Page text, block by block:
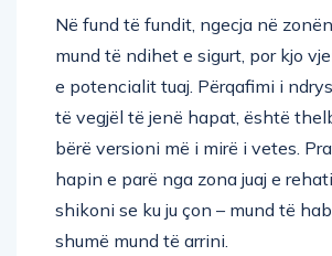
Në fund të fundit, ngecja në
mund të ndihet e sigurt, por kjo
e potencialit tuaj. Përqafimi i
të vegjël të jenë hapat, është
bërë versioni më i mirë i vetes.
hapin e parë nga zona juaj e
shikoni se ku ju çon – mund të
shumë mund të arrini.